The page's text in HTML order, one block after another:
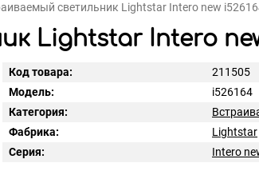
светильник Lightstar Intero new
Lightstar Intero
Код товара:
211505
Модель:
i526164
Категория:
Фабрика:
Lightstar
Серия:
Intero